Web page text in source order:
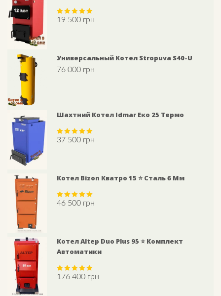
Rated5.00
19 500 грн
Универсальный Котел Stropuva S40-U
76 000 грн
Шахтний Котел Idmar Еко 25 Термо
Rated5.00
37 500 грн
Котел Bizon Кватро 15 ⭐ Сталь 6 Мм
Rated5.00
46 500 грн
Котел Altep Duo Plus 95 ⭐ Комплект
Автоматики
Rated5.00
176 400 грн